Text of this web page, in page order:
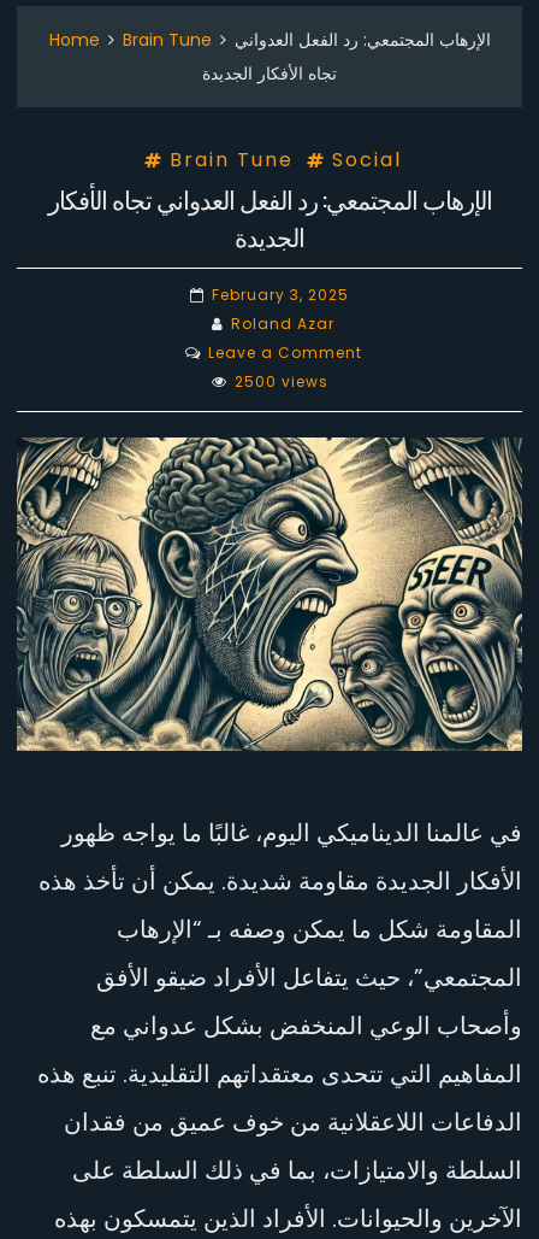
Home Brain Tune
الإرهاب المجتمعي: رد الفعل العدواني
تجاه الأفكار الجديدة
Brain Tune Social
الإرهاب المجتمعي: رد الفعل العدواني تجاه الأفكار
الجديدة
February 3, 2025
Roland Azar
Leave a Commenton
المجتمعي:
رد
الفعل
العدواني
تجاه
الأفكار
الجديدة
2500 views
في عالمنا الديناميكي اليوم، غالبًا ما يواجه ظهور
الأفكار الجديدة مقاومة شديدة. يمكن أن تأخذ هذه
المقاومة شكل ما يمكن وصفه بـ “الإرهاب
المجتمعي”، حيث يتفاعل الأفراد ضيقو الأفق
وأصحاب الوعي المنخفض بشكل عدواني مع
المفاهيم التي تتحدى معتقداتهم التقليدية. تنبع هذه
الدفاعات اللاعقلانية من خوف عميق من فقدان
السلطة والامتيازات، بما في ذلك السلطة على
الآخرين والحيوانات. الأفراد الذين يتمسكون بهذه